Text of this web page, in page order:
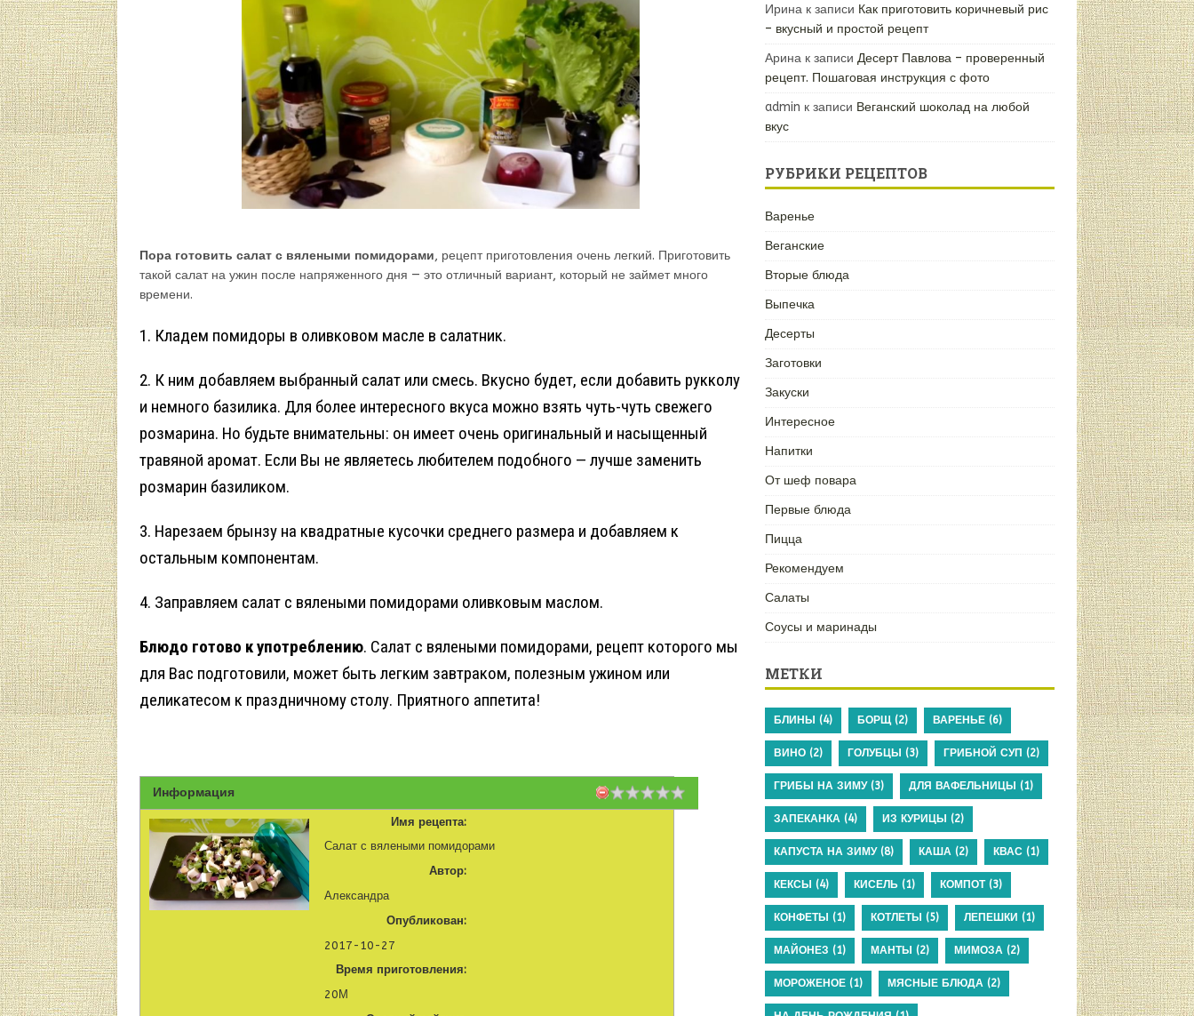
Пора готовить салат с вялеными помидорами, рецепт приготовления очень легкий. Приготовить
такой салат на ужин после напряженного дня — это отличный вариант, который не займет много
времени.
1. Кладем помидоры в оливковом масле в салатник.
2. К ним добавляем выбранный салат или смесь. Вкусно будет, если добавить рукколу
и немного базилика. Для более интересного вкуса можно взять чуть-чуть свежего
розмарина. Но будьте внимательны: он имеет очень оригинальный и насыщенный
травяной аромат. Если Вы не являетесь любителем подобного — лучше заменить
розмарин базиликом.
3. Нарезаем брынзу на квадратные кусочки среднего размера и добавляем к
остальным компонентам.
4. Заправляем салат с вялеными помидорами оливковым маслом.
Блюдо готово к употреблению. Салат с вялеными помидорами, рецепт которого мы
для Вас подготовили, может быть легким завтраком, полезным ужином или
деликатесом к праздничному столу. Приятного аппетита!
Информация
Имя рецепта:
Салат с вялеными помидорами
Автор:
Александра
Опубликован:
2017-10-27
Время приготовления:
20М
Иринак записи Как приготовить коричневый рис
– вкусный и простой рецепт
Аринак записи Десерт Павлова – проверенный
рецепт. Пошаговая инструкция с фото
admin к записи Веганский шоколад на любой
вкус
РУБРИКИ РЕЦЕПТОВ
Варенье
Веганские
Вторые блюда
Выпечка
Десерты
Заготовки
Закуски
Интересное
Напитки
От шеф повара
Первые блюда
Пицца
Рекомендуем
Салаты
Соусы и маринады
МЕТКИ
БЛИНЫ (4) БОРЩ(2) ВАРЕНЬЕ(6)
ВИНО(2) ГОЛУБЦЫ (3) ГРИБНОЙ СУП (2)
ГРИБЫ НА ЗИМУ(3) ДЛЯ ВАФЕЛЬНИЦЫ (1)
ЗАПЕКАНКА (4) ИЗ КУРИЦЫ (2)
КАПУСТА НА ЗИМУ(8) КАША (2) КВАС(1)
КЕКСЫ (4) КИСЕЛЬ(1) КОМПОТ(3)
КОНФЕТЫ (1) КОТЛЕТЫ (5) ЛЕПЕШКИ (1)
МАЙОНЕЗ (1) МАНТЫ (2) МИМОЗА (2)
МОРОЖЕНОЕ(1) МЯСНЫЕ БЛЮДА (2)